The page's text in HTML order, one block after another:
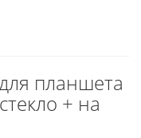
планшета
+ на